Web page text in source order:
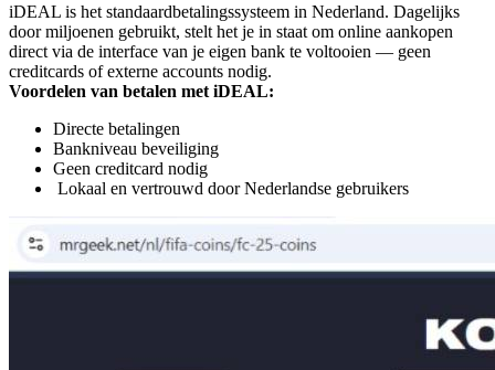
iDEAL is het standaardbetalingssysteem in Nederland. Dagelijks
door miljoenen gebruikt, stelt het je in staat om online aankopen
direct via de interface van je eigen bank te voltooien — geen
creditcards of externe accounts nodig.
Voordelen van betalen met iDEAL:
Directe betalingen
Bankniveau beveiliging
Geen creditcard nodig
Lokaal en vertrouwd door Nederlandse gebruikers